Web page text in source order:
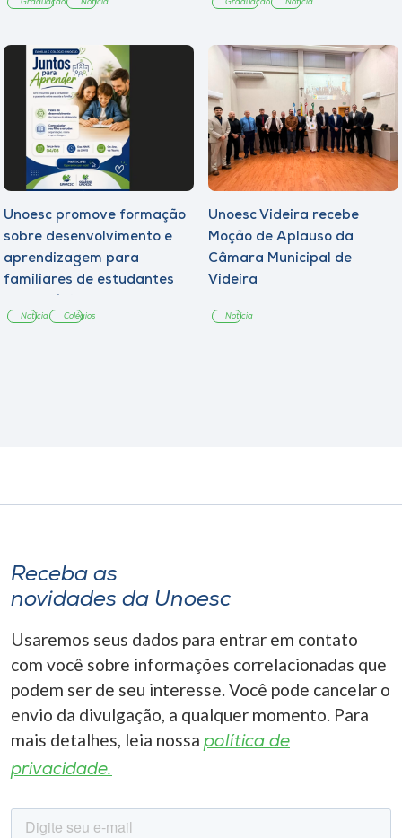
Graduação Notícia Graduação Notícia
Unoesc promove formação
sobre desenvolvimento e
aprendizagem para
familiares de estudantes
Notícia Colégios
Unoesc Videira recebe
Moção de Aplauso da
Câmara Municipal de
Videira
Notícia
Receba as
novidades da Unoesc
Usaremos seus dados para entrar em contato
com você sobre informações correlacionadas que
podem ser de seu interesse. Você pode cancelar o
envio da divulgação, a qualquer momento. Para
mais detalhes, leia nossa política de
privacidade.